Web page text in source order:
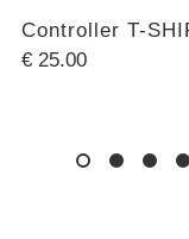
Controller T-
€25.00